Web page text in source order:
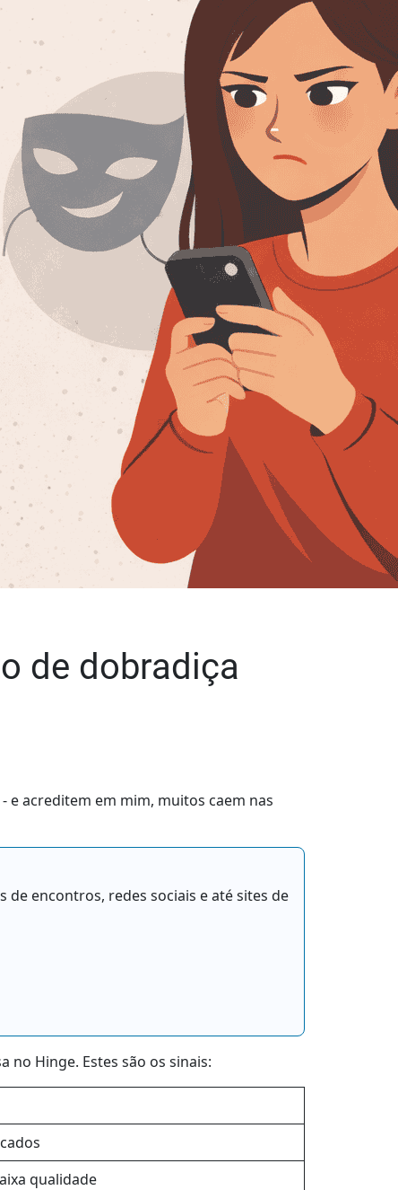
de dobradiça
- e acreditem em mim, muitos caem nas
encontros, redes sociais e até sites de
no Hinge. Estes são os sinais:
qualidade